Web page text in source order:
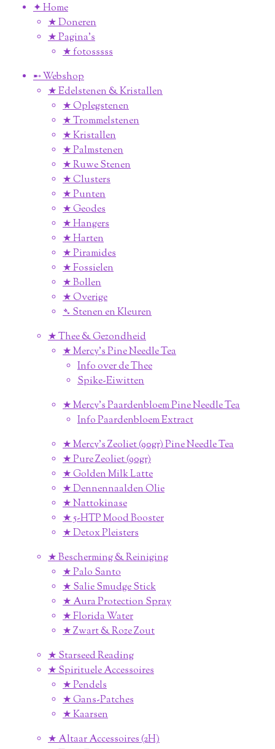
✦ Home
★ Doneren
★ Pagina’s
★ fotosssss
➸ Webshop
★ Edelstenen & Kristallen
★ Oplegstenen
★ Trommelstenen
★ Kristallen
★ Palmstenen
★ Ruwe Stenen
★ Clusters
★ Punten
★ Geodes
★ Hangers
★ Harten
★ Piramides
★ Fossielen
★ Bollen
★ Overige
➴ Stenen en Kleuren
★ Thee & Gezondheid
★ Mercy's Pine Needle Tea
Info over de Thee
Spike-Eiwitten
★ Mercy's Paardenbloem Pine Needle Tea
Info Paardenbloem Extract
★ Mercy's Zeoliet (90gr) Pine Needle Tea
★ Pure Zeoliet (90gr)
★ Golden Milk Latte
★ Dennennaalden Olie
★ Nattokinase
★ 5-HTP Mood Booster
★ Detox Pleisters
★ Bescherming & Reiniging
★ Palo Santo
★ Salie Smudge Stick
★ Aura Protection Spray
★ Florida Water
★ Zwart & Roze Zout
★ Starseed Reading
★ Spirituele Accessoires
★ Pendels
★ Gans-Patches
★ Kaarsen
★ Altaar Accessoires (2H)